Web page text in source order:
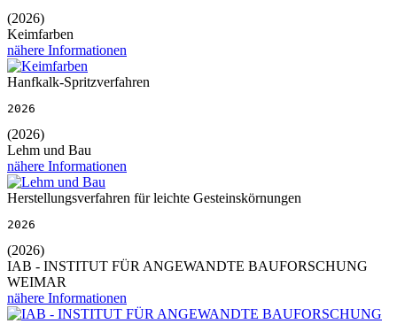
(2026)
Keimfarben
nähere Informationen
Hanfkalk-Spritzverfahren
2026
(2026)
Lehm und Bau
nähere Informationen
Herstellungsverfahren für leichte Gesteinskörnungen
2026
(2026)
IAB - INSTITUT FÜR ANGEWANDTE BAUFORSCHUNG
WEIMAR
nähere Informationen